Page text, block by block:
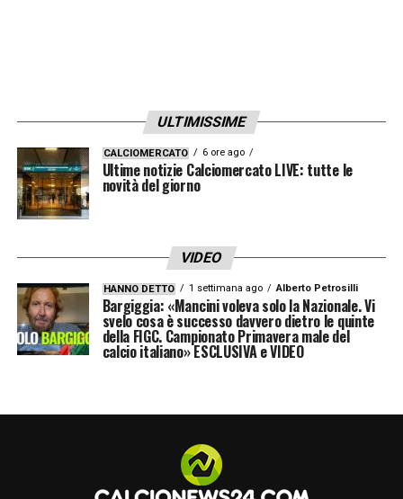
andrà in ritiro ma si ritroverà direttamente
domani mattina per l’ultimo allenamento
prepartita. L’obiettivo è chiaro: tornare alla
vittoria e mantenere la vetta della classifica
sta entrando nel vivo.
LEGGI LE ULTIME DI SERIE A
ULTIMISSIME
CALCIOMERCATO 6 ore ago
Ultime notizie Calciomercato LIVE: tutte le
novità del giorno
VIDEO
HANNO DETTO 1 settimana ago Alberto Petrosilli
Bargiggia: «Mancini voleva solo la Nazionale. Vi
svelo cosa è successo davvero dietro le quinte
della FIGC. Campionato Primavera male del
calcio italiano» ESCLUSIVA e VIDEO